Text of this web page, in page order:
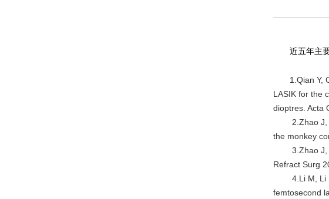
近五年主
1.Qian Y,
LASIK for the
dioptres. Acta
2.Zhao
the monkey
3.Zhao J,
Refract Surg
4.Li M, Li
femtosecond